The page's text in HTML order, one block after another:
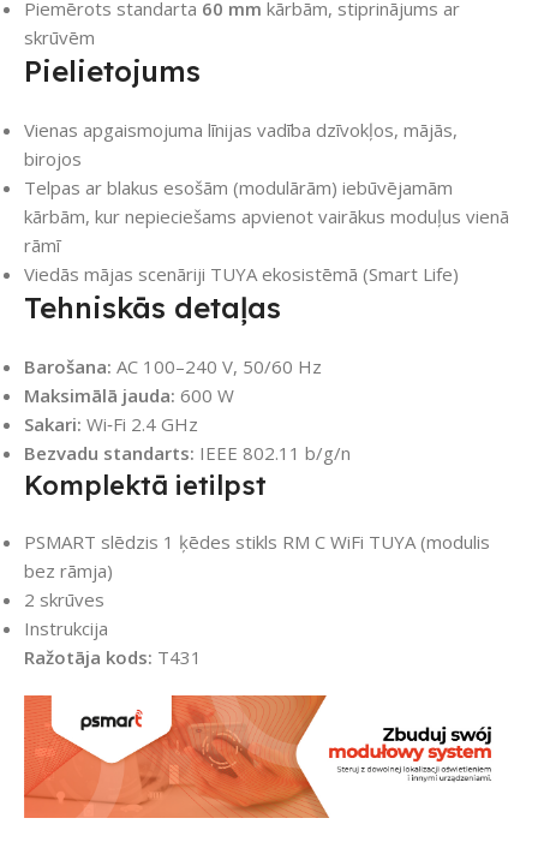
Piemērots standarta 60 mm kārbām, stiprinājums ar
skrūvēm
Pielietojums
Vienas apgaismojuma līnijas vadība dzīvokļos, mājās,
birojos
Telpas ar blakus esošām (modulārām) iebūvējamām
kārbām, kur nepieciešams apvienot vairākus moduļus vienā
rāmī
Viedās mājas scenāriji TUYA ekosistēmā (Smart Life)
Tehniskās detaļas
Barošana: AC 100–240 V, 50/60 Hz
Maksimālā jauda: 600 W
Sakari: Wi‑Fi 2.4 GHz
Bezvadu standarts: IEEE 802.11 b/g/n
Komplektā ietilpst
PSMART slēdzis 1 ķēdes stikls RM C WiFi TUYA (modulis
bez rāmja)
2 skrūves
Instrukcija
Ražotāja kods: T431